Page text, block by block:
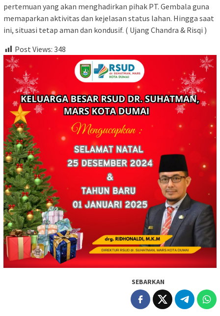
pertemuan yang akan menghadirkan pihak PT. Gembala guna
memaparkan aktivitas dan kejelasan status lahan. Hingga saat
ini, situasi tetap aman dan kondusif. ( Ujang Chandra & Risqi )
Post Views: 348
SEBARKAN